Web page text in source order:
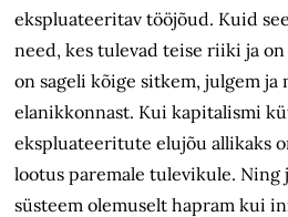
ekspluateeritav tööjõud. Kuid
need, kes tulevad teise riiki ja
on sageli kõige sitkem, julgem ja
elanik­konnast. Kui kapitalismi
ekspluateeritute elujõu allikaks
lootus paremale tulevikule. Ning
süsteem olemuselt hapram kui